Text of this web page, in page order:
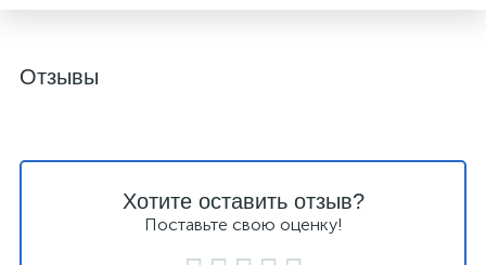
Отзывы
Хотите оставить отзыв?
Поставьте свою оценку!